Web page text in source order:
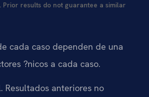
Prior results do not guarantee a similar
cada caso dependen de una
?nicos a cada caso.
Resultados anteriores no